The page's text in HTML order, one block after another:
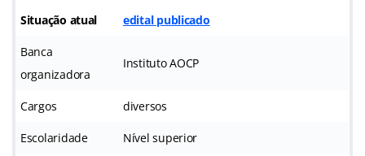
Situação atual edital publicado
Banca
organizadora
Instituto AOCP
Cargos diversos
Escolaridade Nível superior